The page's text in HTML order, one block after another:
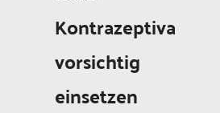
Kontrazeptiva
vorsichtig
einsetzen